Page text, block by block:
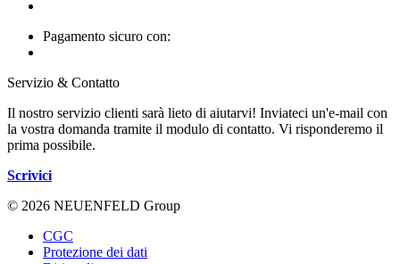
Pagamento sicuro con:
Servizio & Contatto
Il nostro servizio clienti sarà lieto di aiutarvi! Inviateci un'e-mail con
la vostra domanda tramite il modulo di contatto. Vi risponderemo il
prima possibile.
Scrivici
© 2026 NEUENFELD Group
CGC
Protezione dei dati